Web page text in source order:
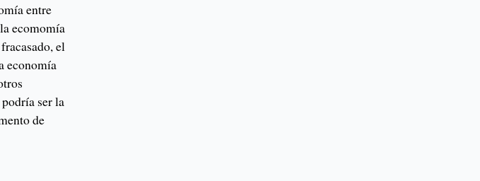
entre
ecomomía
el
economía
ser la
de